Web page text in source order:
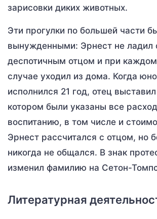
зарисовки диких животных.
Эти прогулки по большей части
вынужденными: Эрнест не ладил
деспотичным отцом и при
случае уходил из дома. Когда
исполнился 21 год, отец
котором были указаны все
воспитанию, в том числе и
Эрнест рассчитался с отцом, но
никогда не общался. В знак
изменил фамилию на Сетон-
Литературная